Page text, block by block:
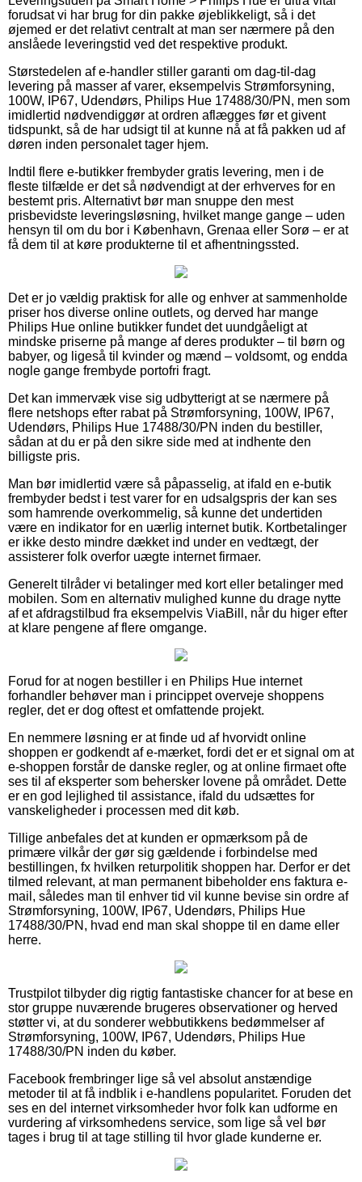
forudsat vi har brug for din pakke øjeblikkeligt, så i det
øjemed er det relativt centralt at man ser nærmere på den
anslåede leveringstid ved det respektive produkt.
Størstedelen af e-handler stiller garanti om dag-til-dag
levering på masser af varer, eksempelvis Strømforsyning,
100W, IP67, Udendørs, Philips Hue 17488/30/PN, men som
imidlertid nødvendiggør at ordren aflægges før et givent
tidspunkt, så de har udsigt til at kunne nå at få pakken ud af
døren inden personalet tager hjem.
Indtil flere e-butikker frembyder gratis levering, men i de
fleste tilfælde er det så nødvendigt at der erhverves for en
bestemt pris. Alternativt bør man snuppe den mest
prisbevidste leveringsløsning, hvilket mange gange – uden
hensyn til om du bor i København, Grenaa eller Sorø – er at
få dem til at køre produkterne til et afhentningssted.
Det er jo vældig praktisk for alle og enhver at sammenholde
priser hos diverse online outlets, og derved har mange
Philips Hue online butikker fundet det uundgåeligt at
mindske priserne på mange af deres produkter – til børn og
babyer, og ligeså til kvinder og mænd – voldsomt, og endda
nogle gange frembyde portofri fragt.
Det kan immervæk vise sig udbytterigt at se nærmere på
flere netshops efter rabat på Strømforsyning, 100W, IP67,
Udendørs, Philips Hue 17488/30/PN inden du bestiller,
sådan at du er på den sikre side med at indhente den
billigste pris.
Man bør imidlertid være så påpasselig, at ifald en e-butik
frembyder bedst i test varer for en udsalgspris der kan ses
som hamrende overkommelig, så kunne det undertiden
være en indikator for en uærlig internet butik. Kortbetalinger
er ikke desto mindre dækket ind under en vedtægt, der
assisterer folk overfor uægte internet firmaer.
Generelt tilråder vi betalinger med kort eller betalinger med
mobilen. Som en alternativ mulighed kunne du drage nytte
af et afdragstilbud fra eksempelvis ViaBill, når du higer efter
at klare pengene af flere omgange.
Forud for at nogen bestiller i en Philips Hue internet
forhandler behøver man i princippet overveje shoppens
regler, det er dog oftest et omfattende projekt.
En nemmere løsning er at finde ud af hvorvidt online
shoppen er godkendt af e-mærket, fordi det er et signal om at
e-shoppen forstår de danske regler, og at online firmaet ofte
ses til af eksperter som behersker lovene på området. Dette
er en god lejlighed til assistance, ifald du udsættes for
vanskeligheder i processen med dit køb.
Tillige anbefales det at kunden er opmærksom på de
primære vilkår der gør sig gældende i forbindelse med
bestillingen, fx hvilken returpolitik shoppen har. Derfor er det
tilmed relevant, at man permanent bibeholder ens faktura e-
mail, således man til enhver tid vil kunne bevise sin ordre af
Strømforsyning, 100W, IP67, Udendørs, Philips Hue
17488/30/PN, hvad end man skal shoppe til en dame eller
herre.
Trustpilot tilbyder dig rigtig fantastiske chancer for at bese en
stor gruppe nuværende brugeres observationer og herved
støtter vi, at du sonderer webbutikkens bedømmelser af
Strømforsyning, 100W, IP67, Udendørs, Philips Hue
17488/30/PN inden du køber.
Facebook frembringer lige så vel absolut anstændige
metoder til at få indblik i e-handlens popularitet. Foruden det
ses en del internet virksomheder hvor folk kan udforme en
vurdering af virksomhedens service, som lige så vel bør
tages i brug til at tage stilling til hvor glade kunderne er.